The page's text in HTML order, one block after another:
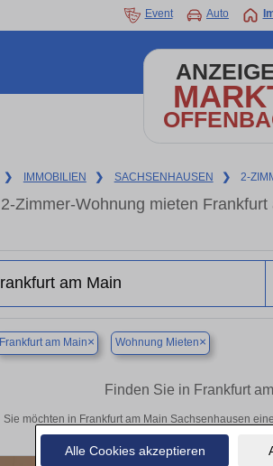
Alle Cookies akzeptieren
Event Auto
❯ IMMOBILIEN ❯ SACHSENHAUSEN ❯ 2-
2-Zimmer-Wohnung mieten
Frankfurt am Main× Wohnung Mieten×
Finden Sie in Frankfurt
Sie möchten in Frankfurt am Main Sachsenhausen
Frankfurt am Main Sachsenhausen finden